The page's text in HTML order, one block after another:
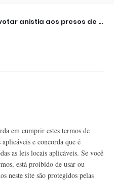
anistia aos presos de 8
no PL Antifacção
em cumprir estes termos de
​​e concorda que é
as leis locais aplicáveis. Se você
está proibido de usar ou
neste site são protegidos pelas